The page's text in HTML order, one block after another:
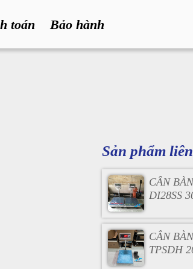
toán Bảo hành
Sản phẩm
CÂN
DI28SS
CÂN
TPSDH